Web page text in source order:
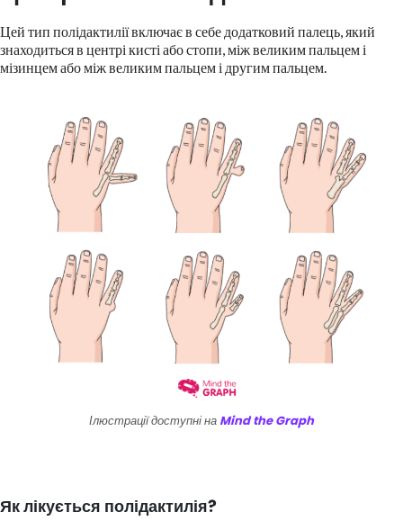
Цей тип полідактилії включає в себе додатковий палець, який
знаходиться в центрі кисті або стопи, між великим пальцем і
мізинцем або між великим пальцем і другим пальцем.
Ілюстрації доступні на Mind the Graph
Як лікується полідактилія?